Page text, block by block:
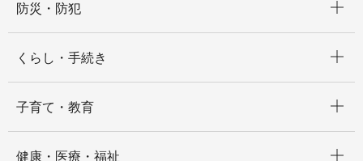
防災・防犯
くらし・手続き
子育て・教育
健康・医療・福祉